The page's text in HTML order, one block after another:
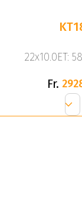
22x10.0ET:
Fr.